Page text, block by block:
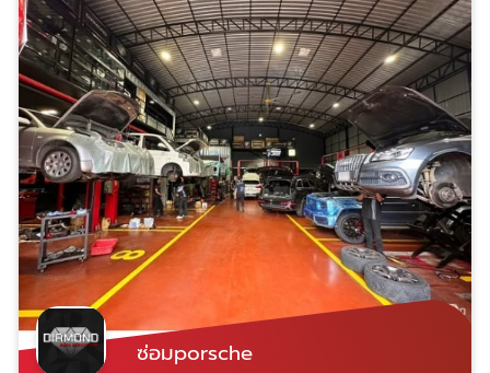
ซ่อมporsche